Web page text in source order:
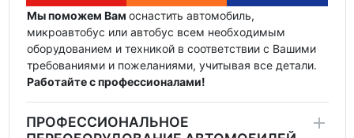
Мы поможем Вам оснастить автомобиль,
микроавтобус или автобус всем необходимым
оборудованием и техникой в соответствии с Вашими
требованиями и пожеланиями, учитывая все детали.
Работайте с профессионалами!
ПРОФЕССИОНАЛЬНОЕ